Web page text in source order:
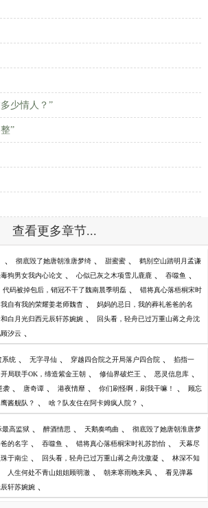
少情人？”
”
查看更多章节...
、 彻底毁了她唐朝淮唐梦绮 、 甜蜜蜜 、 鹤别空山踏明月孟谦
狗男女我内心论文 、 心似已灰之木项雪儿鹿鹿 、 吞噬鱼 、
代码被掉包后，销冠不干了魏南晨季明磊 、 错将真心落梧桐宋时
自有我的荣耀姜老师魏杳 、 妈妈的忌日，我的葬礼爸爸的名
白月光归西元辰轩苏婉婉 、 回头看，轻舟已过万重山蒋之舟沈
汐云 、
系统 、 无字寻仙 、 穿越四合院之开局落户四合院 、 掐指一
开局联手OK，缔造紫金王朝 、 修仙界破烂王 、 恶灵信息库 、
袭 、 唐奇谭 、 港夜情靡 、 你们刷怪啊，刷我干嘛！ 、 顾忘
酱舰队？ 、 啥？队友住在阿卡姆疯人院？ 、
最高监狱 、 醉酒情思 、 天鹅奏鸣曲 、 彻底毁了她唐朝淮唐梦
的名字 、 吞噬鱼 、 错将真心落梧桐宋时礼苏韵怡 、 天幕尽
于南尘 、 回头看，轻舟已过万重山蒋之舟沈傲凝 、 林深不知
人生何处不青山姐姐顾明澈 、 朝来寒雨晚来风 、 看见弹幕
轩苏婉婉 、